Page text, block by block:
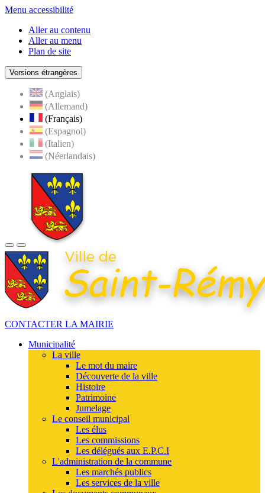
Menu accessibilité
Aller au contenu
Aller au menu
Plan de site
Versions étrangères
(Anglais)
(Allemand)
(Français)
(Espagnol)
(Italien)
(Néerlandais)
CONTACTER LA MAIRIE
Municipalité
La ville
Le mot du maire
Découverte de la ville
Histoire
Patrimoine
Jumelage
Le conseil municipal
Les élus
Les commissions
Les délégués aux E.P.C.I
L'administration de la commune
Les marchés publics
Les services de la ville